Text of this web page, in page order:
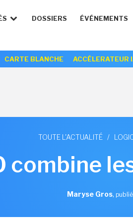
DOSSIERS ÉVÉNEMENTS
CARTE BLANCHE ACCÉLERATEUR
TOUTE L'ACTUALITÉ /
combine
Maryse Gros,